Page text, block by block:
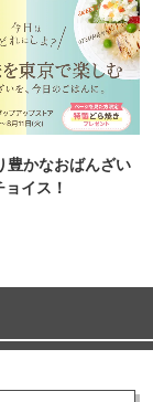
豊かなおばんざい
イス！